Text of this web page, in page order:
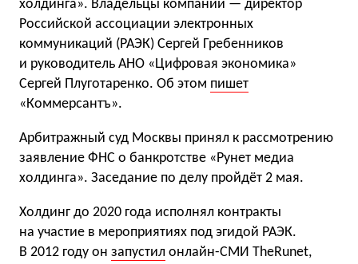
холдинга». Владельцы компании — директор
Российской ассоциации электронных
коммуникаций (РАЭК) Сергей Гребенников
и руководитель АНО «Цифровая экономика»
Сергей Плуготаренко. Об этом пишет
«Коммерсантъ».
Арбитражный суд Москвы принял к рассмотрению
заявление ФНС о банкротстве «Рунет медиа
холдинга». Заседание по делу пройдёт 2 мая.
Холдинг до 2020 года исполнял контракты
на участие в мероприятиях под эгидой РАЭК.
В 2012 году он запустил онлайн-СМИ TheRunet,